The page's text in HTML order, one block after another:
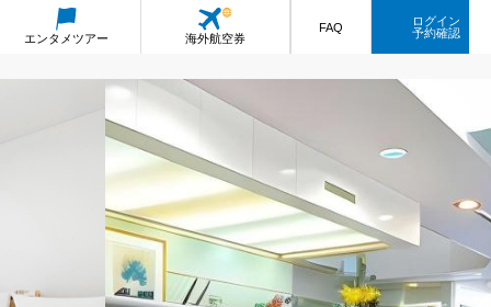
エンタメツアー 海外航空券
FAQ
ログイン
予約確認